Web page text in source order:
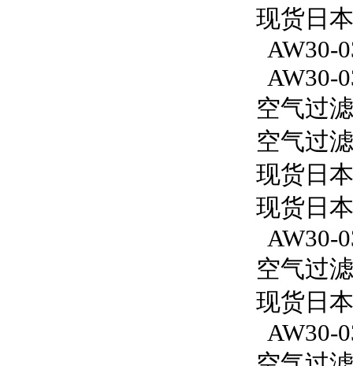
现货日
AW30-
AW30-
空气过
空气过
现货日
现货日
AW30-
空气过
现货日
AW30-